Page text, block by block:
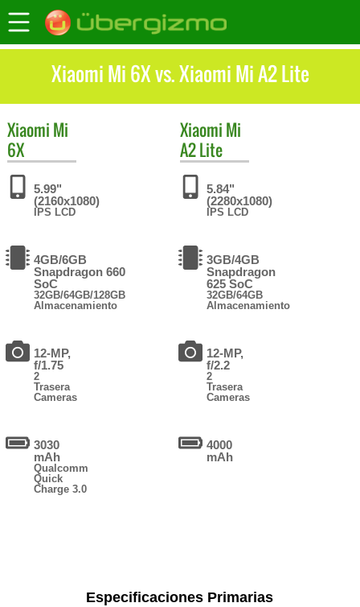
Xiaomi Mi 6X vs. Xiaomi Mi A2 Lite
Xiaomi Mi
6X
5.99"
(2160x1080)
IPS LCD
4GB/6GB
Snapdragon 660
SoC
32GB/64GB/128GB
Almacenamiento
12-MP,
f/1.75
2
Trasera
Cameras
3030
mAh
Qualcomm
Quick
Charge 3.0
Xiaomi Mi
A2 Lite
5.84"
(2280x1080)
IPS LCD
3GB/4GB
Snapdragon
625 SoC
32GB/64GB
Almacenamiento
12-MP,
f/2.2
2
Trasera
Cameras
4000
mAh
Especificaciones Primarias